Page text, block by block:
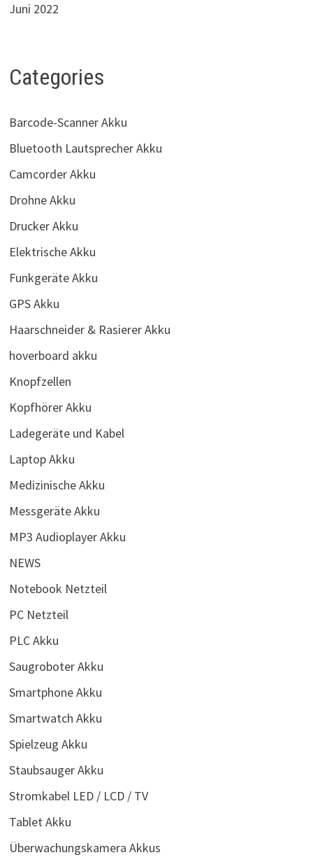
Juni 2022
Categories
Barcode-Scanner Akku
Bluetooth Lautsprecher Akku
Camcorder Akku
Drohne Akku
Drucker Akku
Elektrische Akku
Funkgeräte Akku
GPS Akku
Haarschneider & Rasierer Akku
hoverboard akku
Knopfzellen
Kopfhörer Akku
Ladegeräte und Kabel
Laptop Akku
Medizinische Akku
Messgeräte Akku
MP3 Audioplayer Akku
NEWS
Notebook Netzteil
PC Netzteil
PLC Akku
Saugroboter Akku
Smartphone Akku
Smartwatch Akku
Spielzeug Akku
Staubsauger Akku
Stromkabel LED / LCD / TV
Tablet Akku
Überwachungskamera Akkus